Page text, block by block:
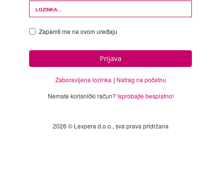
Zapamti me na ovom uređaju
Prijava
Zaboravljena lozinka
Natrag na početnu
Nemate korisnički račun? Isprobajte besplatno!
2026 © Lexpera d.o.o., sva prava pridržana